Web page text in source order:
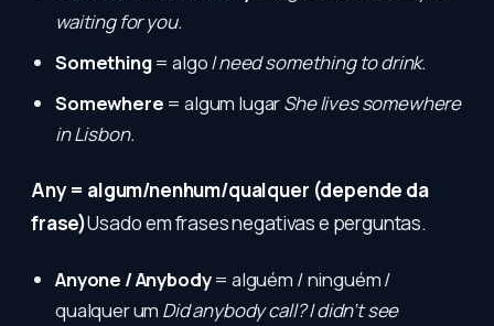
waiting for you.
Something= algoI need something to drink.
Somewhere = algum lugarShe lives somewhere
in Lisbon.
Any = algum/nenhum/qualquer (depende da
frase)Usado em frases negativas e perguntas.
Anyone / Anybody= alguém / ninguém /
qualquer um Did anybody call?I didn’t see